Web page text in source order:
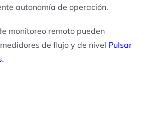
autonomía de operación.
monitoreo remoto pueden
de flujo y de nivel Pulsar
.